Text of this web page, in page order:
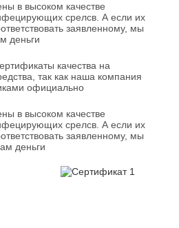
в высоком качестве
срелсв. А если их
заявленному, мы
деньги
качества на
так как наша компания
официально
в высоком качестве
срелсв. А если их
заявленному, мы
деньги